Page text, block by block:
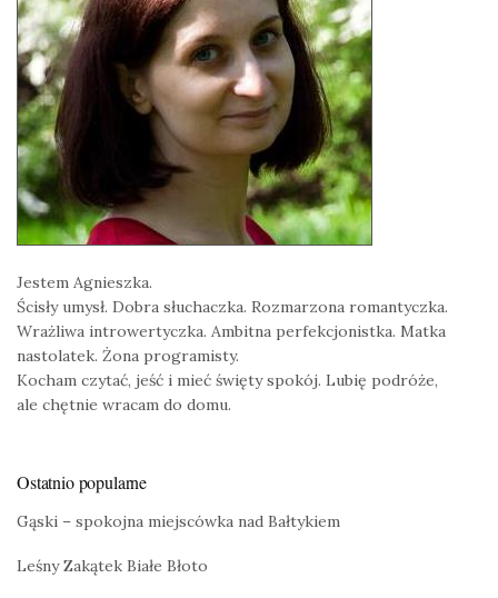
Jestem Agnieszka.
Ścisły umysł. Dobra słuchaczka. Rozmarzona romantyczka.
Wrażliwa introwertyczka. Ambitna perfekcjonistka. Matka
nastolatek. Żona programisty.
Kocham czytać, jeść i mieć święty spokój. Lubię podróże,
ale chętnie wracam do domu.
Ostatnio popularne
Gąski – spokojna miejscówka nad Bałtykiem
Leśny Zakątek Białe Błoto